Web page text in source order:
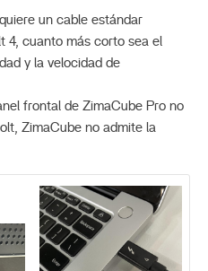
un cable estándar
4, cuanto más corto sea el
y la velocidad de
frontal de ZimaCube Pro no
ZimaCube no admite la